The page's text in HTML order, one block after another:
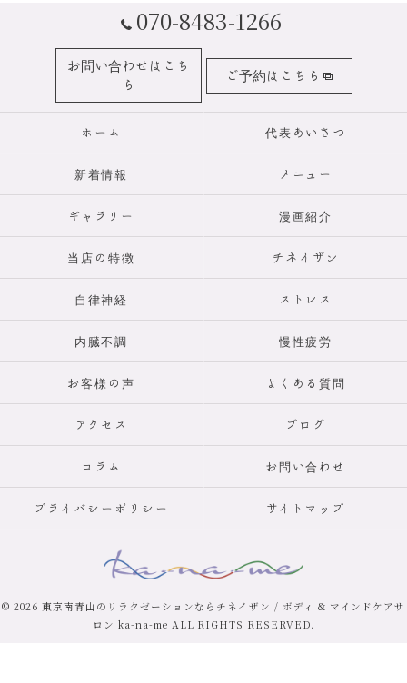
070-8483-1266
お問い合わせはこち
ら
ご予約はこちら
ホーム 代表あいさつ
新着情報 メニュー
ギャラリー 漫画紹介
当店の特徴 チネイザン
自律神経 ストレス
内臓不調 慢性疲労
お客様の声 よくある質問
アクセス ブログ
コラム お問い合わせ
プライバシーポリシー サイトマップ
© 2026 東京南青山のリラクゼーションならチネイザン / ボディ & マインドケアサ
ロン ka-na-me ALL RIGHTS RESERVED.